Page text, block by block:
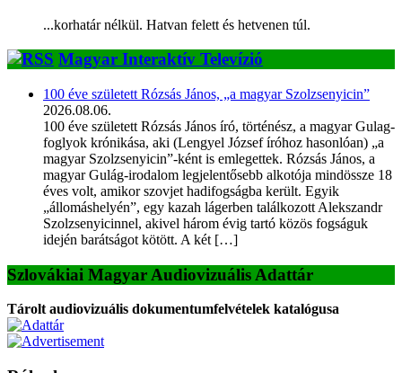
...korhatár nélkül. Hatvan felett és hetvenen túl.
Magyar Interaktív Televízió
100 éve született Rózsás János, „a magyar Szolzsenyicin”
2026.08.06.
100 éve született Rózsás János író, történész, a magyar Gulag-
foglyok krónikása, aki (Lengyel József íróhoz hasonlóan) „a
magyar Szolzsenyicin”-ként is emlegettek. Rózsás János, a
magyar Gulág-irodalom legjelentősebb alkotója mindössze 18
éves volt, amikor szovjet hadifogságba került. Egyik
„állomáshelyén”, egy kazah lágerben találkozott Alekszandr
Szolzsenyicinnel, akivel három évig tartó közös fogságuk
idején barátságot kötött. A két […]
Szlovákiai Magyar Audiovizuális Adattár
Tárolt audiovizuális dokumentumfelvételek katalógusa